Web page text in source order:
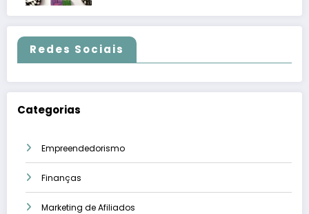
Redes Sociais
Categorias
Empreendedorismo
Finanças
Marketing de Afiliados